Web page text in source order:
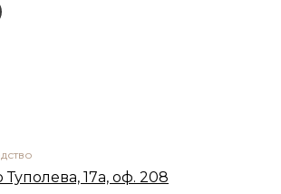
Туполева, 17а, оф. 208